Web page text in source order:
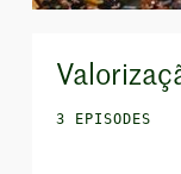
3 EPISODES